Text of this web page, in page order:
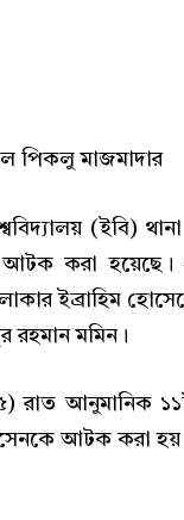
পিকলু মাজমাদার
(ইবি)
করা হয়েছে।
ইব্রাহিম
রহমান মমিন।
রাত আনুমানিক
আটক করা